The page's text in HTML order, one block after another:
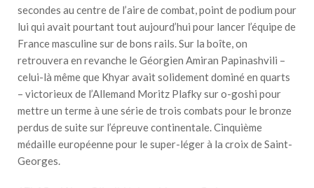
secondes au centre de l’aire de combat, point de podium pour
lui qui avait pourtant tout aujourd’hui pour lancer l’équipe de
France masculine sur de bons rails. Sur la boîte, on
retrouvera en revanche le Géorgien Amiran Papinashvili –
celui-là même que Khyar avait solidement dominé en quarts
– victorieux de l’Allemand Moritz Plafky sur o-goshi pour
mettre un terme à une série de trois combats pour le bronze
perdus de suite sur l’épreuve continentale. Cinquième
médaille européenne pour le super-léger à la croix de Saint-
Georges.